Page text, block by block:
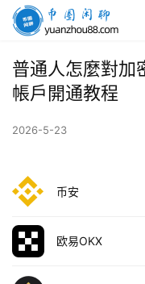
幣
閒
聊
普通人怎麼對加
帳戶開通教程
2026-5-23
币安
欧易OKX